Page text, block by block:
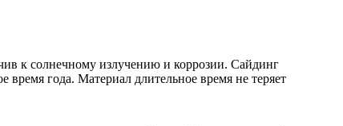
к солнечному излучению и коррозии. Сайдинг
года. Материал длительное время не теряет